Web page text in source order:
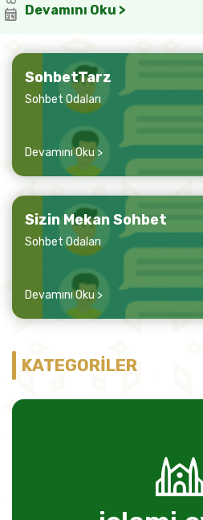
Devamını Oku >
SohbetTarz
Sohbet Odaları
Devamını Oku >
Sizin Mekan Sohbet
Sohbet Odaları
Devamını Oku >
KATEGORİLER